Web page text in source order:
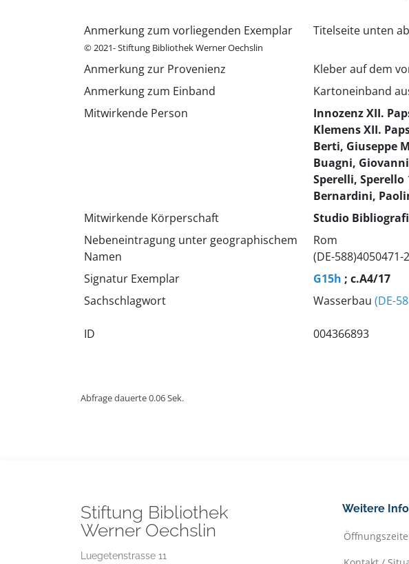
Anmerkung zum vorliegenden Exemplar
© 2021- Stiftung Bibliothek Werner Oechslin
Titelseite unten
Anmerkung zur Provenienz
Kleber auf dem
Anmerkung zum Einband
Kartoneinband
Mitwirkende Person
InnozenzXII.
KlemensXII.
Berti, Giuseppe
Buagni,
Sperelli, Sperello
Bernardini,
Mitwirkende Körperschaft
Studio
Nebeneintragung unter geographischem
Namen
Rom
(DE-588)4050471-2
Signatur Exemplar
G15h ; c.A4/17
Sachschlagwort
Wasserbau (DE-
ID 004366893
Abfrage dauerte 0.06 Sek.
Stiftung Bibliothek
Werner Oechslin
Luegetenstrasse 11
Weitere